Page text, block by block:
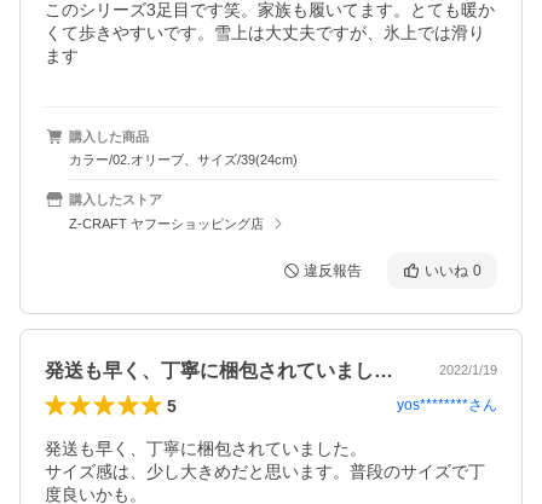
このシリーズ3足目です笑。家族も履いてます。とても暖か
くて歩きやすいです。雪上は大丈夫ですが、氷上では滑り
ます
購入した商品
カラー/02.オリーブ、サイズ/39(24cm)
購入したストア
Z-CRAFT ヤフーショッピング店
違反報告 いいね 0
発送も早く、丁寧に梱包されていました。… 2022/1/19
5 yos********さん
発送も早く、丁寧に梱包されていました。
サイズ感は、少し大きめだと思います。普段のサイズで丁
度良いかも。